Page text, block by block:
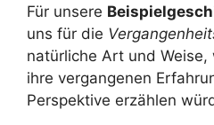
Für unsere
uns für die
natürliche Art und
ihre vergangenen
Perspektive erzählen